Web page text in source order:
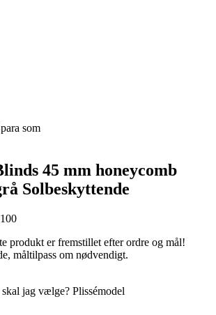
som
45 mm honeycomb
Solbeskyttende
produkt er fremstillet efter ordre og mål!
måltilpass om nødvendigt.
jag vælge? Plissémodel